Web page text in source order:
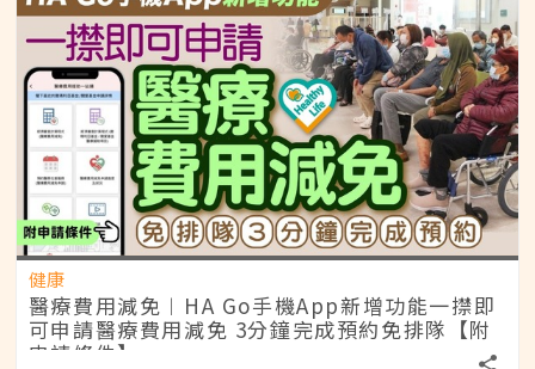
健康
醫療費用減免︱HA Go手機App新增功能一㩒即
可申請醫療費用減免 3分鐘完成預約免排隊【附
申請條件】